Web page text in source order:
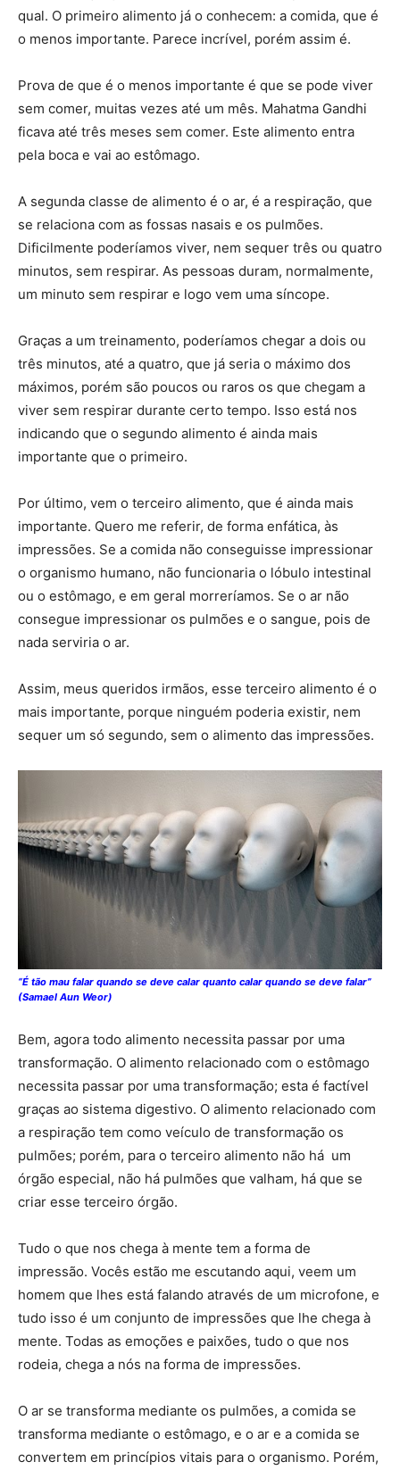
qual. O primeiro alimento já o conhecem: a comida, que é
o menos importante. Parece incrível, porém assim é.
Prova de que é o menos importante é que se pode viver
sem comer, muitas vezes até um mês. Mahatma Gandhi
ficava até três meses sem comer. Este alimento entra
pela boca e vai ao estômago.
A segunda classe de alimento é o ar, é a respiração, que
se relaciona com as fossas nasais e os pulmões.
Dificilmente poderíamos viver, nem sequer três ou quatro
minutos, sem respirar. As pessoas duram, normalmente,
um minuto sem respirar e logo vem uma síncope.
Graças a um treinamento, poderíamos chegar a dois ou
três minutos, até a quatro, que já seria o máximo dos
máximos, porém são poucos ou raros os que chegam a
viver sem respirar durante certo tempo. Isso está nos
indicando que o segundo alimento é ainda mais
importante que o primeiro.
Por último, vem o terceiro alimento, que é ainda mais
importante. Quero me referir, de forma enfática, às
impressões. Se a comida não conseguisse impressionar
o organismo humano, não funcionaria o lóbulo intestinal
ou o estômago, e em geral morreríamos. Se o ar não
consegue impressionar os pulmões e o sangue, pois de
nada serviria o ar.
Assim, meus queridos irmãos, esse terceiro alimento é o
mais importante, porque ninguém poderia existir, nem
sequer um só segundo, sem o alimento das impressões.
“É tão mau falar quando se deve calar quanto calar quando se deve falar”
(Samael Aun Weor)
Bem, agora todo alimento necessita passar por uma
transformação. O alimento relacionado com o estômago
necessita passar por uma transformação; esta é factível
graças ao sistema digestivo. O alimento relacionado com
a respiração tem como veículo de transformação os
pulmões; porém, para o terceiro alimento não há um
órgão especial, não há pulmões que valham, há que se
criar esse terceiro órgão.
Tudo o que nos chega à mente tem a forma de
impressão. Vocês estão me escutando aqui, veem um
homem que lhes está falando através de um microfone, e
tudo isso é um conjunto de impressões que lhe chega à
mente. Todas as emoções e paixões, tudo o que nos
rodeia, chega a nós na forma de impressões.
O ar se transforma mediante os pulmões, a comida se
transforma mediante o estômago, e o ar e a comida se
convertem em princípios vitais para o organismo. Porém,